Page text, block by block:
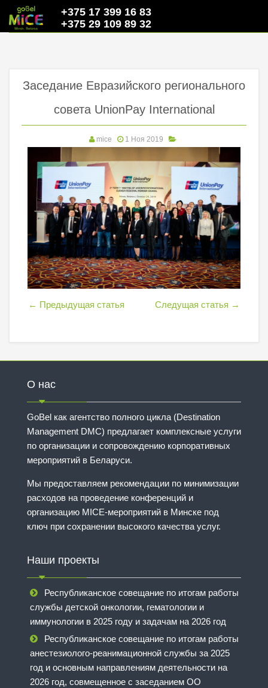
+375 17 399 16 83
+375 29 109 89 32
Заседание Евразийского регионального
совета UnionPay International
mice 1 Ноя 2019
← Предыдущая статья Следущая статья →
О нас
GoBel как агентство полного цикла (Destination
Management DMC) предлагает комплексные услуги
по организации и сопровождению корпоративных
мероприятий в Беларуси.
Мы предоставляем рекомендации по минимизации
расходов на проведение конференций и
организацию MICE-мероприятий в Минске под
ключ при сохранении высокого качества услуг.
Наши проекты
Республиканское совещание по итогам работы
службы детской онкологии, гематологии и
иммунологии в 2025 году и задачам на 2026 год
Республиканское совещание по итогам работы
анестезиолого-реанимационной службы за 2025
год и основным направлениям деятельности на
2026 год, совмещенное с заседанием ОО